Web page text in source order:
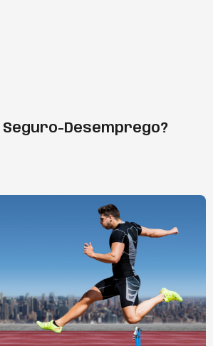
Seguro-Desemprego?